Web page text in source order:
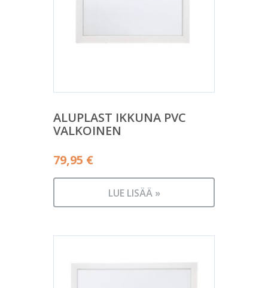
ALUPLAST IKKUNA PVC
VALKOINEN
79,95 €
LUE LISÄÄ »